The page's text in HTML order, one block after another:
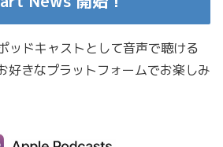
ドキャストとして音声で聴ける
好きなプラットフォームでお楽しみ